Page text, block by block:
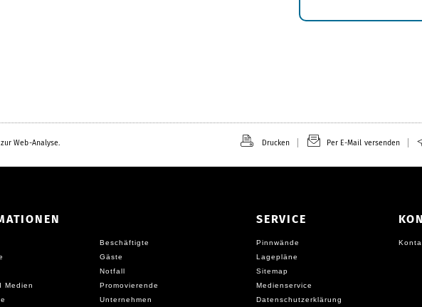
Web-Analyse. Drucken Per E-Mail versenden
Beschäftigte
Gäste
Notfall
Medien
Promovierende
Unternehmen
SERVICE
Pinnwände
Lagepläne
Sitemap
Medienservice
Datenschutzerklärung